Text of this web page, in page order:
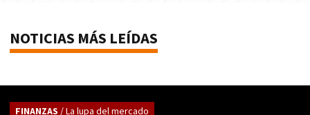
NOTICIAS MÁS LEÍDAS
FINANZAS / La lupa del mercado